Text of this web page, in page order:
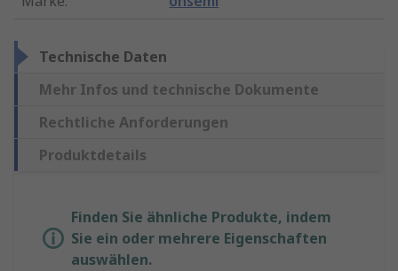
Technische Daten
Mehr Infos und technische Dokumente
Rechtliche Anforderungen
Produktdetails
Finden Sie ähnliche Produkte, indem
Sie ein oder mehrere Eigenschaften
auswählen.